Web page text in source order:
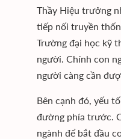
Thầy Hiệu trưởng
tiếp nối truyền
Trường đại học kỹ
người. Chính con
người càng cần
Bên cạnh đó, yếu
đường phía trước.
ngành để bắt đầu